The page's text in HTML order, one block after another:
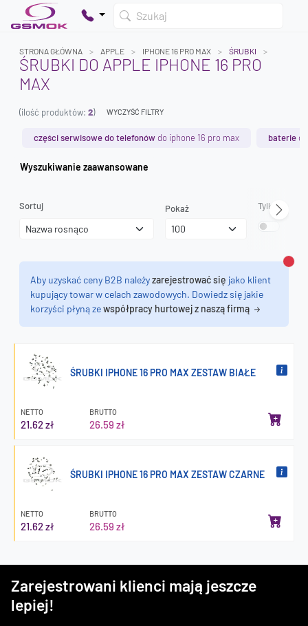
Szukaj
Dodaj produkty, aby kontynuować.
STRONA GŁÓWNA APPLE IPHONE 16 PRO MAX ŚRUBKI
ŚRUBKI DO APPLE IPHONE 16 PRO
MAX
(ilość produktów: 2) WYCZYŚĆ FILTRY
części serwisowe do telefonów do iphone 16 pro max baterie
Wyszukiwanie zaawansowane
Sortuj Pokaż Tylko
Aby uzyskać ceny B2B należyzarejestrować się jako klient
kupujący towar w celach zawodowych. Dowiedz się jakie
korzyści płyną zewspółpracy hurtowej z naszą firmą
ŚRUBKI IPHONE 16 PRO MAX ZESTAW BIAŁE
NETTO
21.62 zł
BRUTTO
26.59 zł
ŚRUBKI IPHONE 16 PRO MAX ZESTAW CZARNE
NETTO
21.62 zł
BRUTTO
26.59 zł
Zarejestrowani klienci mają jeszcze
lepiej!